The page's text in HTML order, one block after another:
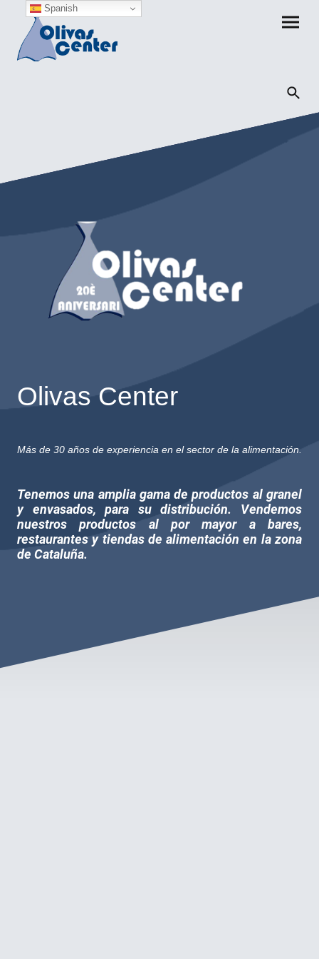
Olivas Center
Más de 30 años de experiencia en el sector de la alimentación.
Tenemos una amplia gama de productos al granel
y envasados, para su distribución. Vendemos
nuestros productos al por mayor a bares,
restaurantes y tiendas de alimentación en la zona
de Cataluña.
Spanish